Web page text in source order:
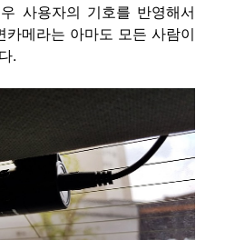
사용자의 기호를 반영해서
카메라는 아마도 모든 사람이
.